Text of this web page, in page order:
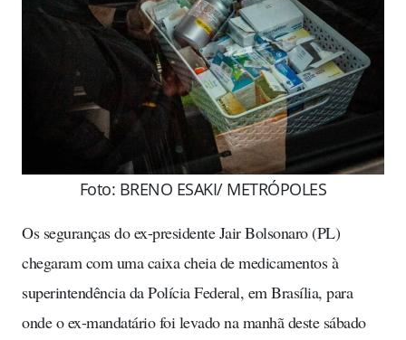
Foto: BRENO ESAKI/ METRÓPOLES
Os seguranças do ex-presidente Jair Bolsonaro (PL)
chegaram com uma caixa cheia de medicamentos à
superintendência da Polícia Federal, em Brasília, para
onde o ex-mandatário foi levado na manhã deste sábado